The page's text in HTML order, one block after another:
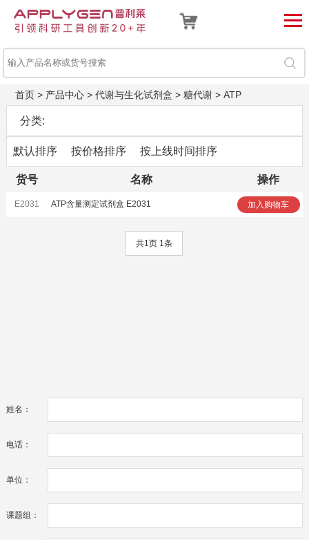
首页> 产品中心> 代谢与生化试剂盒 > 糖代谢> ATP
分类:
默认排序 按价格排序 按上线时间排序
货号 名称 操作
E2031 ATP含量测定试剂盒 E2031 加入购物车
共1页 1条
姓名：
电话：
单位：
课题组：